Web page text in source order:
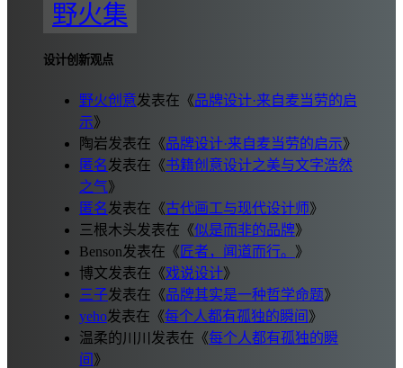
野火集
设计创新观点
野火创意发表在《品牌设计·来自麦当劳的启
示》
陶岩发表在《品牌设计·来自麦当劳的启示》
匿名发表在《书籍创意设计之美与文字浩然
之气》
匿名发表在《古代画工与现代设计师》
三根木头发表在《似是而非的品牌》
Benson发表在《 匠者，闻道而行。 》
博文发表在《戏说设计》
三子发表在《品牌其实是一种哲学命题》
yeho发表在《每个人都有孤独的瞬间 》
温柔的川川 发表在《每个人都有孤独的瞬
间 》